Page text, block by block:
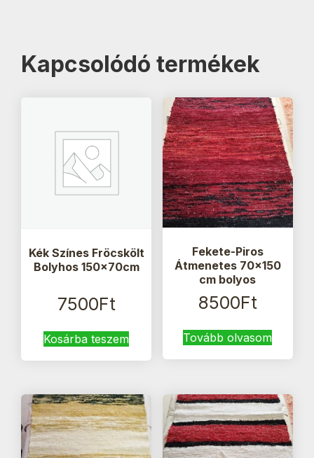
Kapcsolódó termékek
Kék Színes Fröcskölt
Bolyhos 150x70cm
7500Ft
Kosárba teszem
Fekete-Piros
Átmenetes 70×150
cm bolyos
8500Ft
Tovább olvasom